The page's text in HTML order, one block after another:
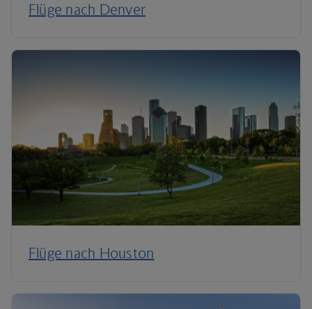
Flüge nach Denver
Flüge nach Houston